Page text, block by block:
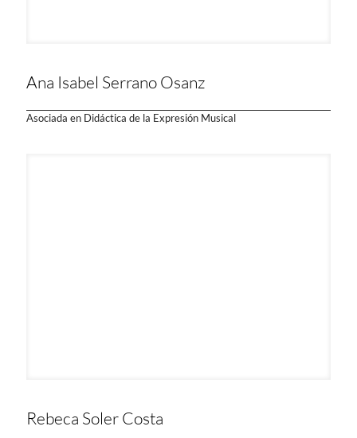
Ana Isabel Serrano Osanz
Asociada en Didáctica de la Expresión Musical
Rebeca Soler Costa